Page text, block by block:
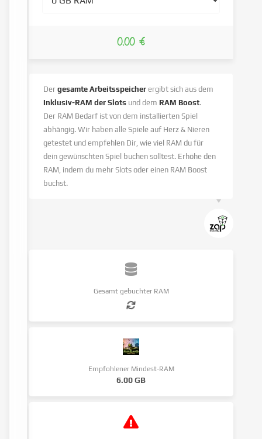
0.00 €
Dergesamte Arbeitsspeicher ergibt sich aus dem
Inklusiv-RAM der Slots und dem RAM Boost.
Der RAM Bedarf ist von dem installierten Spiel
abhängig. Wir haben alle Spiele auf Herz & Nieren
getestet und empfehlen Dir, wie viel RAM du für
dein gewünschten Spiel buchen solltest. Erhöhe den
RAM, indem du mehr Slots oder einen RAM Boost
buchst.
Gesamt gebuchter RAM
Empfohlener Mindest-RAM
6.00 GB